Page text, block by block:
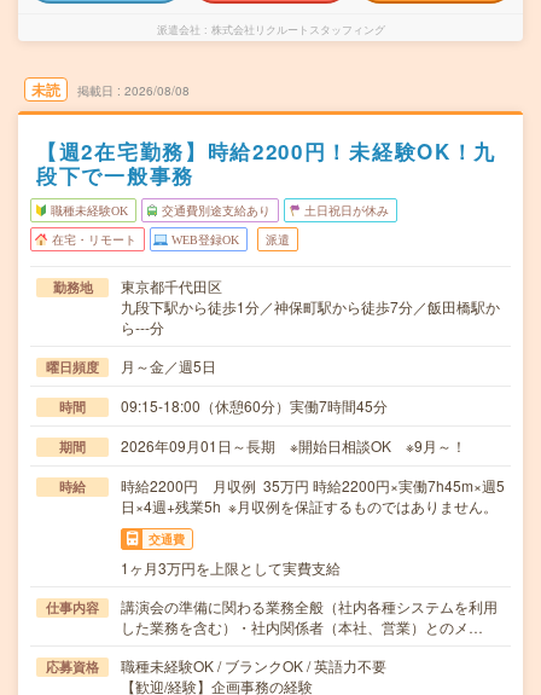
派遣会社 株式会社リクルートスタッフィング
未読 掲載日 2026/08/08
【週2在宅勤務】時給2200円！未経験OK！九
段下で一般事務
職種未経験OK 交通費別途支給あり 土日祝日が休み
在宅・リモート WEB登録OK 派遣
勤務地
東京都千代田区
九段下駅から徒歩1分／神保町駅から徒歩7分／飯田橋駅か
ら---分
曜日頻度 月～金／週5日
時間 09:15-18:00（休憩60分）実働7時間45分
期間 2026年09月01日～長期 ※開始日相談OK ※9月～！
時給
時給2200円 月収例 35万円 時給2200円×実働7h45m×週5
日×4週+残業5h ※月収例を保証するものではありません。
交通費
1ヶ月3万円を上限として実費支給
仕事内容
講演会の準備に関わる業務全般（社内各種システムを利用
した業務を含む）・社内関係者（本社、営業）とのメ…
応募資格
職種未経験OK / ブランクOK / 英語力不要
【歓迎/経験】企画事務の経験